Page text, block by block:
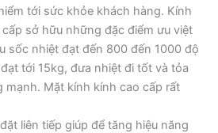
tới sức khỏe khách hàng. Kính
sở hữu những đặc điểm ưu việt
sốc nhiệt đạt đến 800 đến 1000 độ
tới 15kg, đưa nhiệt đi tốt và tỏa
mạnh. Mặt kính kính cao cấp rất
liên tiếp giúp để tăng hiệu năng